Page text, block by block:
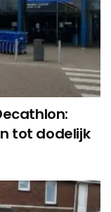
tot dodelijk